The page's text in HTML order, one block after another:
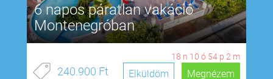
6 napos páratlan vakáció
Montenegróban
18 n 10 ó 54 p 1 m
240.900 Ft Megnézem
Elküldöm